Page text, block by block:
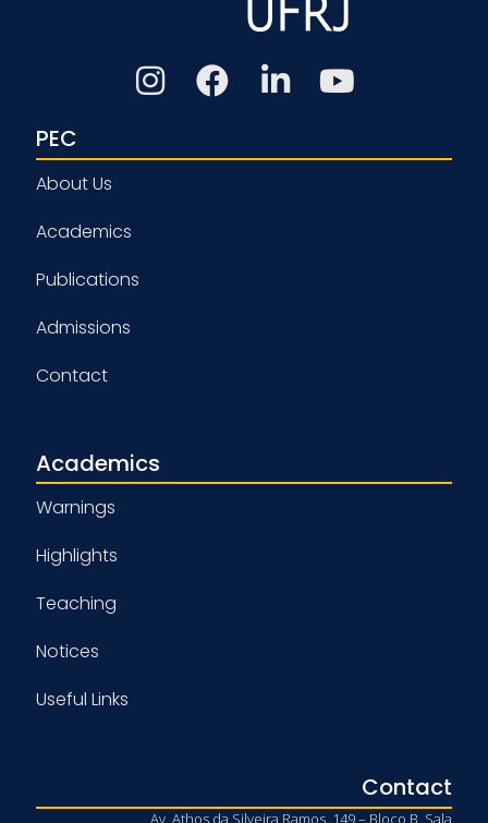
PEC
About Us
Academics
Publications
Admissions
Contact
Academics
Warnings
Highlights
Teaching
Notices
Useful Links
Contact
Av. Athos da Silveira Ramos, 149 – Bloco B, Sala